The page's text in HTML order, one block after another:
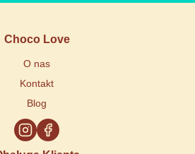
Choco Love
O nas
Kontakt
Blog